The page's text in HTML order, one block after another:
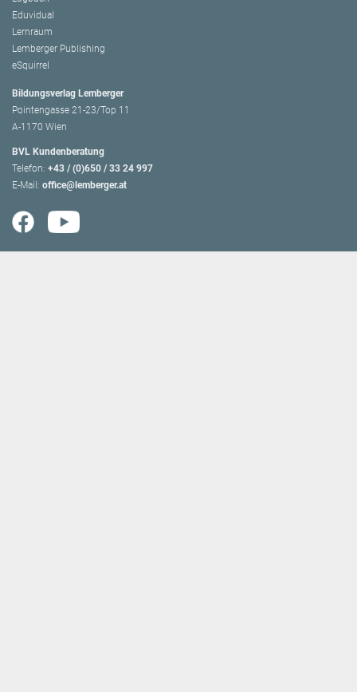
Eduvidual
Lernraum
Lemberger Publishing
eSquirrel
Bildungsverlag Lemberger
Pointengasse 21-23/Top 11
A-1170 Wien
BVL Kundenberatung
Telefon: +43 / (0)650 / 33 24 997
E-Mail: office@lemberger.at